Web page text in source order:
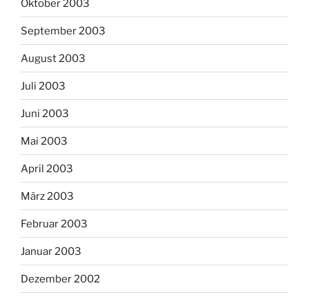
Oktober 2003
September 2003
August 2003
Juli 2003
Juni 2003
Mai 2003
April 2003
März 2003
Februar 2003
Januar 2003
Dezember 2002